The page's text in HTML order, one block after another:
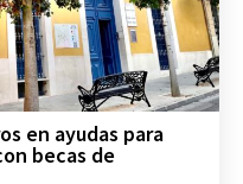
en ayudas para
becas de